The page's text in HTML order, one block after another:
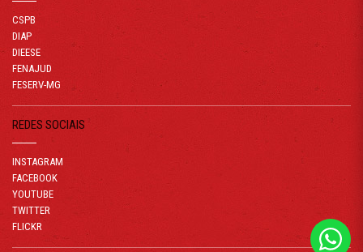
CSPB
DIAP
DIEESE
FENAJUD
FESERV-MG
REDES SOCIAIS
INSTAGRAM
FACEBOOK
YOUTUBE
TWITTER
FLICKR